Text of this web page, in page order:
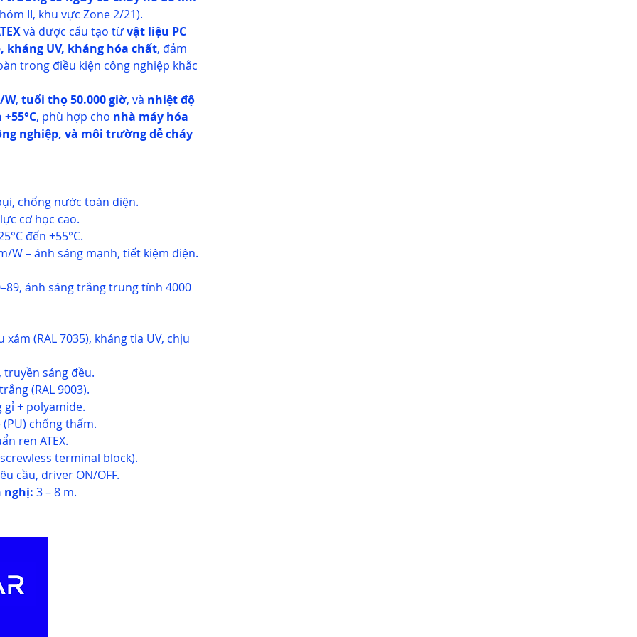
II, khu vực Zone 2/21).
và được cấu tạo từvật liệu PC
kháng UV, kháng hóa chất, đảm
trong điều kiện công nghiệp khắc
W, tuổi thọ 50.000 giờ, và nhiệt độ
, phù hợp cho nhà máy hóa
nghiệp, và môi trường dễ cháy
chống nước toàn diện.
cơ học cao.
đến +55°C.
W – ánh sáng mạnh, tiết kiệm điện.
ánh sáng trắng trung tính 4000
(RAL 7035), kháng tia UV, chịu
sáng đều.
(RAL 9003).
+ polyamide.
chống thấm.
ren ATEX.
terminal block).
cầu, driver ON/OFF.
nghị: 3 – 8 m.